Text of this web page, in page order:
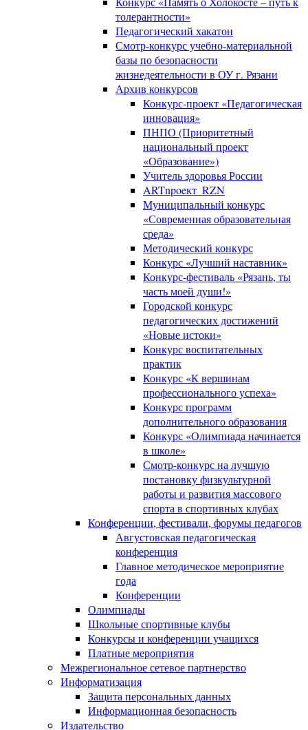
толерантности»
Педагогический хакатон
Смотр-конкурс учебно-материальной
базы по безопасности
жизнедеятельности в ОУ г. Рязани
Архив конкурсов
Конкурс-проект «Педагогическая
инновация»
ПНПО (Приоритетный
национальный проект
«Образование»)
Учитель здоровья России
ARTnpoeкт_RZN
Муниципальный конкурс
«Современная образовательная
среда»
Методический конкурс
Конкурс «Лучший наставник»
Конкурс-фестиваль «Рязань, ты
часть моей души!»
Городской конкурс
педагогических достижений
«Новые истоки»
Конкурс воспитательных
практик
Конкурс «К вершинам
профессионального успеха»
Конкурс программ
дополнительного образования
Конкурс «Олимпиада начинается
в школе»
Смотр-конкурс на лучшую
постановку физкультурной
работы и развития массового
спорта в спортивных клубах
Конференции, фестивали, форумы педагогов
Августовская педагогическая
конференция
Главное методическое мероприятие
года
Конференции
Олимпиады
Школьные спортивные клубы
Конкурсы и конференции учащихся
Платные мероприятия
Межрегиональное сетевое партнерство
Информатизация
Защита персональных данных
Информационная безопасность
Издательство